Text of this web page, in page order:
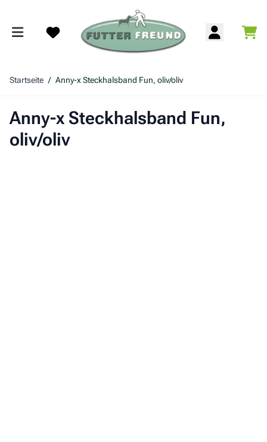
Startseite / Anny-x Steckhalsband Fun, oliv/oliv
Anny-x Steckhalsband Fun,
oliv/oliv